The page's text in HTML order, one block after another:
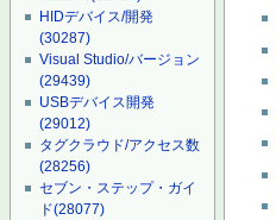
HIDデバイス/開発
(30287)
Visual Studio/バージョン
(29439)
USBデバイス開発
(29012)
タグクラウド/アクセス数
(28256)
セブン・ステップ・ガイ
ド(28077)